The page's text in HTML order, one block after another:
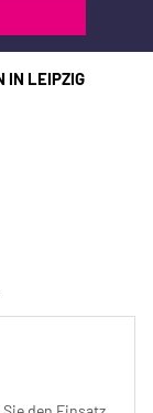
IN LEIPZIG